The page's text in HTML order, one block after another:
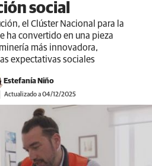
social
el Clúster Nacional para la
ha convertido en una pieza
más innovadora,
expectativas sociales
Estefanía Niño
Actualizado a 04/12/2025